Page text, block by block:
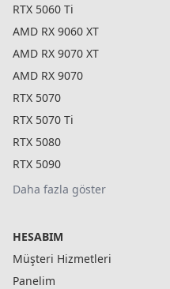
RTX 5060 Ti
AMD RX 9060 XT
AMD RX 9070 XT
AMD RX 9070
RTX 5070
RTX 5070 Ti
RTX 5080
RTX 5090
Daha fazla göster
HESABIM
Müşteri Hizmetleri
Panelim